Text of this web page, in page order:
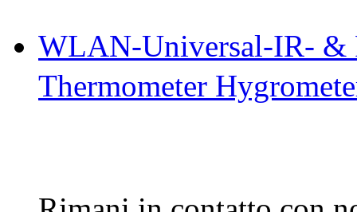
WLAN-Universal-IR- &
Thermometer